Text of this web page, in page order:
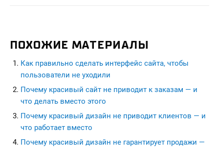
ПОХОЖИЕ МАТЕРИАЛЫ
Как правильно сделать интерфейс сайта, чтобы
пользователи не уходили
Почему красивый сайт не приводит к заказам — и
что делать вместо этого
Почему красивый дизайн не приводит клиентов — и
что работает вместо
Почему красивый дизайн не гарантирует продажи —